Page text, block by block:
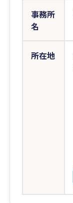
事務所
名
所在地